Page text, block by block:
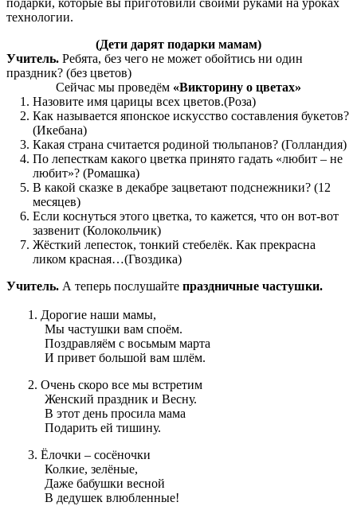
подарки, которые вы приготовили своими руками на уроках
технологии.
(Дети дарят подарки мамам)
Учитель. Ребята, без чего не может обойтись ни один
праздник? (без цветов)
Сейчас мы проведём «Викторину о цветах»
Назовите имя царицы всех цветов.(Роза)
Как называется японское искусство составления букетов?
(Икебана)
Какая страна считается родиной тюльпанов? (Голландия)
По лепесткам какого цветка принято гадать «любит – не
любит»? (Ромашка)
В какой сказке в декабре зацветают подснежники? (12
месяцев)
Если коснуться этого цветка, то кажется, что он вот-вот
зазвенит (Колокольчик)
Жёсткий лепесток, тонкий стебелёк. Как прекрасна
ликом красная…(Гвоздика)
Учитель. А теперь послушайте праздничные частушки.
Дорогие наши мамы,
Мы частушки вам споём.
Поздравляём с восьмым марта
И привет большой вам шлём.
Очень скоро все мы встретим
Женский праздник и Весну.
В этот день просила мама
Подарить ей тишину.
Ёлочки – сосёночки
Колкие, зелёные,
Даже бабушки весной
В дедушек влюбленные!